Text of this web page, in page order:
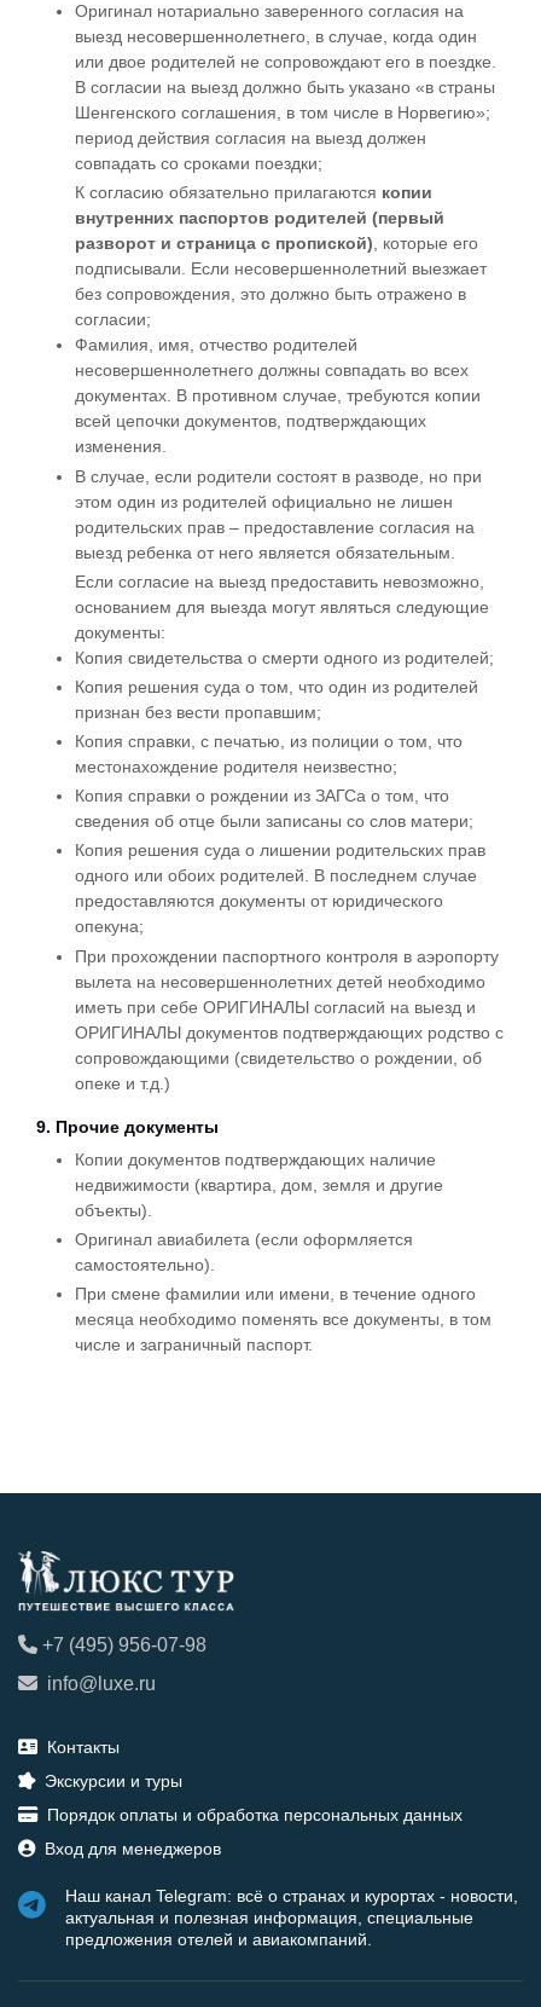
Оригинал нотариально заверенного согласия на
выезд несовершеннолетнего, в случае, когда один
или двое родителей не сопровождают его в поездке.
В согласии на выезд должно быть указано «в страны
Шенгенского соглашения, в том числе в Норвегию»;
период действия согласия на выезд должен
совпадать со сроками поездки;
К согласию обязательно прилагаются копии
внутренних паспортов родителей (первый
разворот и страница с пропиской), которые его
подписывали. Если несовершеннолетний выезжает
без сопровождения, это должно быть отражено в
согласии;
Фамилия, имя, отчество родителей
несовершеннолетнего должны совпадать во всех
документах. В противном случае, требуются копии
всей цепочки документов, подтверждающих
изменения.
В случае, если родители состоят в разводе, но при
этом один из родителей официально не лишен
родительских прав – предоставление согласия на
выезд ребенка от него является обязательным.
Если согласие на выезд предоставить невозможно,
основанием для выезда могут являться следующие
документы:
Копия свидетельства о смерти одного из родителей;
Копия решения суда о том, что один из родителей
признан без вести пропавшим;
Копия справки, с печатью, из полиции о том, что
местонахождение родителя неизвестно;
Копия справки о рождении из ЗАГСа о том, что
сведения об отце были записаны со слов матери;
Копия решения суда о лишении родительских прав
одного или обоих родителей. В последнем случае
предоставляются документы от юридического
опекуна;
При прохождении паспортного контроля в аэропорту
вылета на несовершеннолетних детей необходимо
иметь при себе ОРИГИНАЛЫ согласий на выезд и
ОРИГИНАЛЫ документов подтверждающих родство с
сопровождающими (свидетельство о рождении, об
опеке и т.д.)
9. Прочие документы
Копии документов подтверждающих наличие
недвижимости (квартира, дом, земля и другие
объекты).
Оригинал авиабилета (если оформляется
самостоятельно).
При смене фамилии или имени, в течение одного
месяца необходимо поменять все документы, в том
числе и заграничный паспорт.
+7 (495) 956-07-98
info@luxe.ru
Контакты
Экскурсии и туры
Порядок оплаты и обработка персональных данных
Вход для менеджеров
Наш канал Telegram: всё о странах и курортах - новости,
актуальная и полезная информация, специальные
предложения отелей и авиакомпаний.